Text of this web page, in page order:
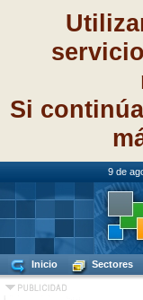
Si
9
Inicio Sectores